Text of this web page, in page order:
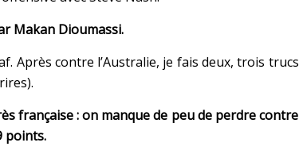
Makan Dioumassi.
Après contre l’Australie, je fais deux, trois
française : on manque de peu de perdre
points.